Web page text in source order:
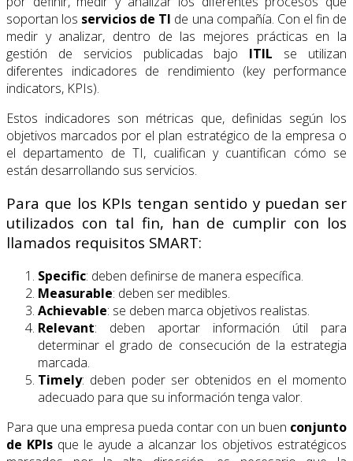
soportan los servicios de TI de una compañía. Con el fin de
medir y analizar, dentro de las mejores prácticas en la
gestión de servicios publicadas bajo ITIL se utilizan
diferentes indicadores de rendimiento (key performance
indicators, KPIs).
Estos indicadores son métricas que, definidas según los
objetivos marcados por el plan estratégico de la empresa o
el departamento de TI, cualifican y cuantifican cómo se
están desarrollando sus servicios.
Para que los KPIs tengan sentido y puedan ser
utilizados con tal fin, han de cumplir con los
llamados requisitos SMART:
Specific: deben definirse de manera específica.
Measurable: deben ser medibles.
Achievable: se deben marca objetivos realistas.
Relevant: deben aportar información útil para
determinar el grado de consecución de la estrategia
marcada.
Timely: deben poder ser obtenidos en el momento
adecuado para que su información tenga valor.
Para que una empresa pueda contar con un buen conjunto
de KPIs que le ayude a alcanzar los objetivos estratégicos